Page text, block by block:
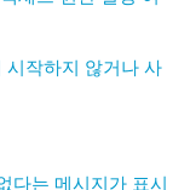
작하지 않거나 사
다는 메시지가 표시